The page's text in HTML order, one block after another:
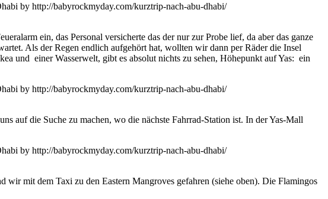
ein, das Personal versicherte das der nur zur Probe lief, da aber das ganze
Als der Regen endlich aufgehört hat, wollten wir dann per Räder die Insel
und einer Wasserwelt, gibt es absolut nichts zu sehen, Höhepunkt auf Yas: ein
auf die Suche zu machen, wo die nächste Fahrrad-Station ist. In der Yas-Mall
wir mit dem Taxi zu den Eastern Mangroves gefahren (siehe oben). Die Flamingos